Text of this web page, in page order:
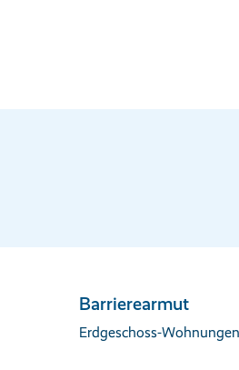
Barrierearmut
Erdgeschoss-